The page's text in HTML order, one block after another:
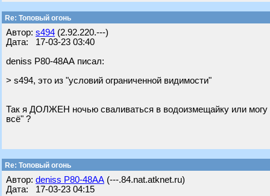
Re: Топовый огонь
Автор: s494 (2.92.220.---)
Дата: 17-03-23 03:40
deniss Р80-48АА писал:
> s494, это из "условий ограниченной видимости"
Так я ДОЛЖЕН ночью сваливаться в водоизмещайку или могу
всё" ?
Re: Топовый огонь
Автор: deniss Р80-48АА (---.84.nat.atknet.ru)
Дата: 17-03-23 04:15